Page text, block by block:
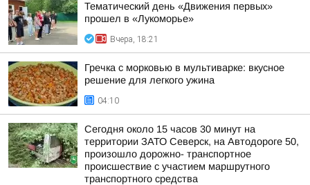
Тематический день «Движения первых»
прошел в «Лукоморье»
Вчера, 18:21
Гречка с морковью в мультиварке: вкусное
решение для легкого ужина
04:10
Сегодня около 15 часов 30 минут на
территории ЗАТО Северск, на Автодороге 50,
произошло дорожно- транспортное
происшествие с участием маршрутного
транспортного средства